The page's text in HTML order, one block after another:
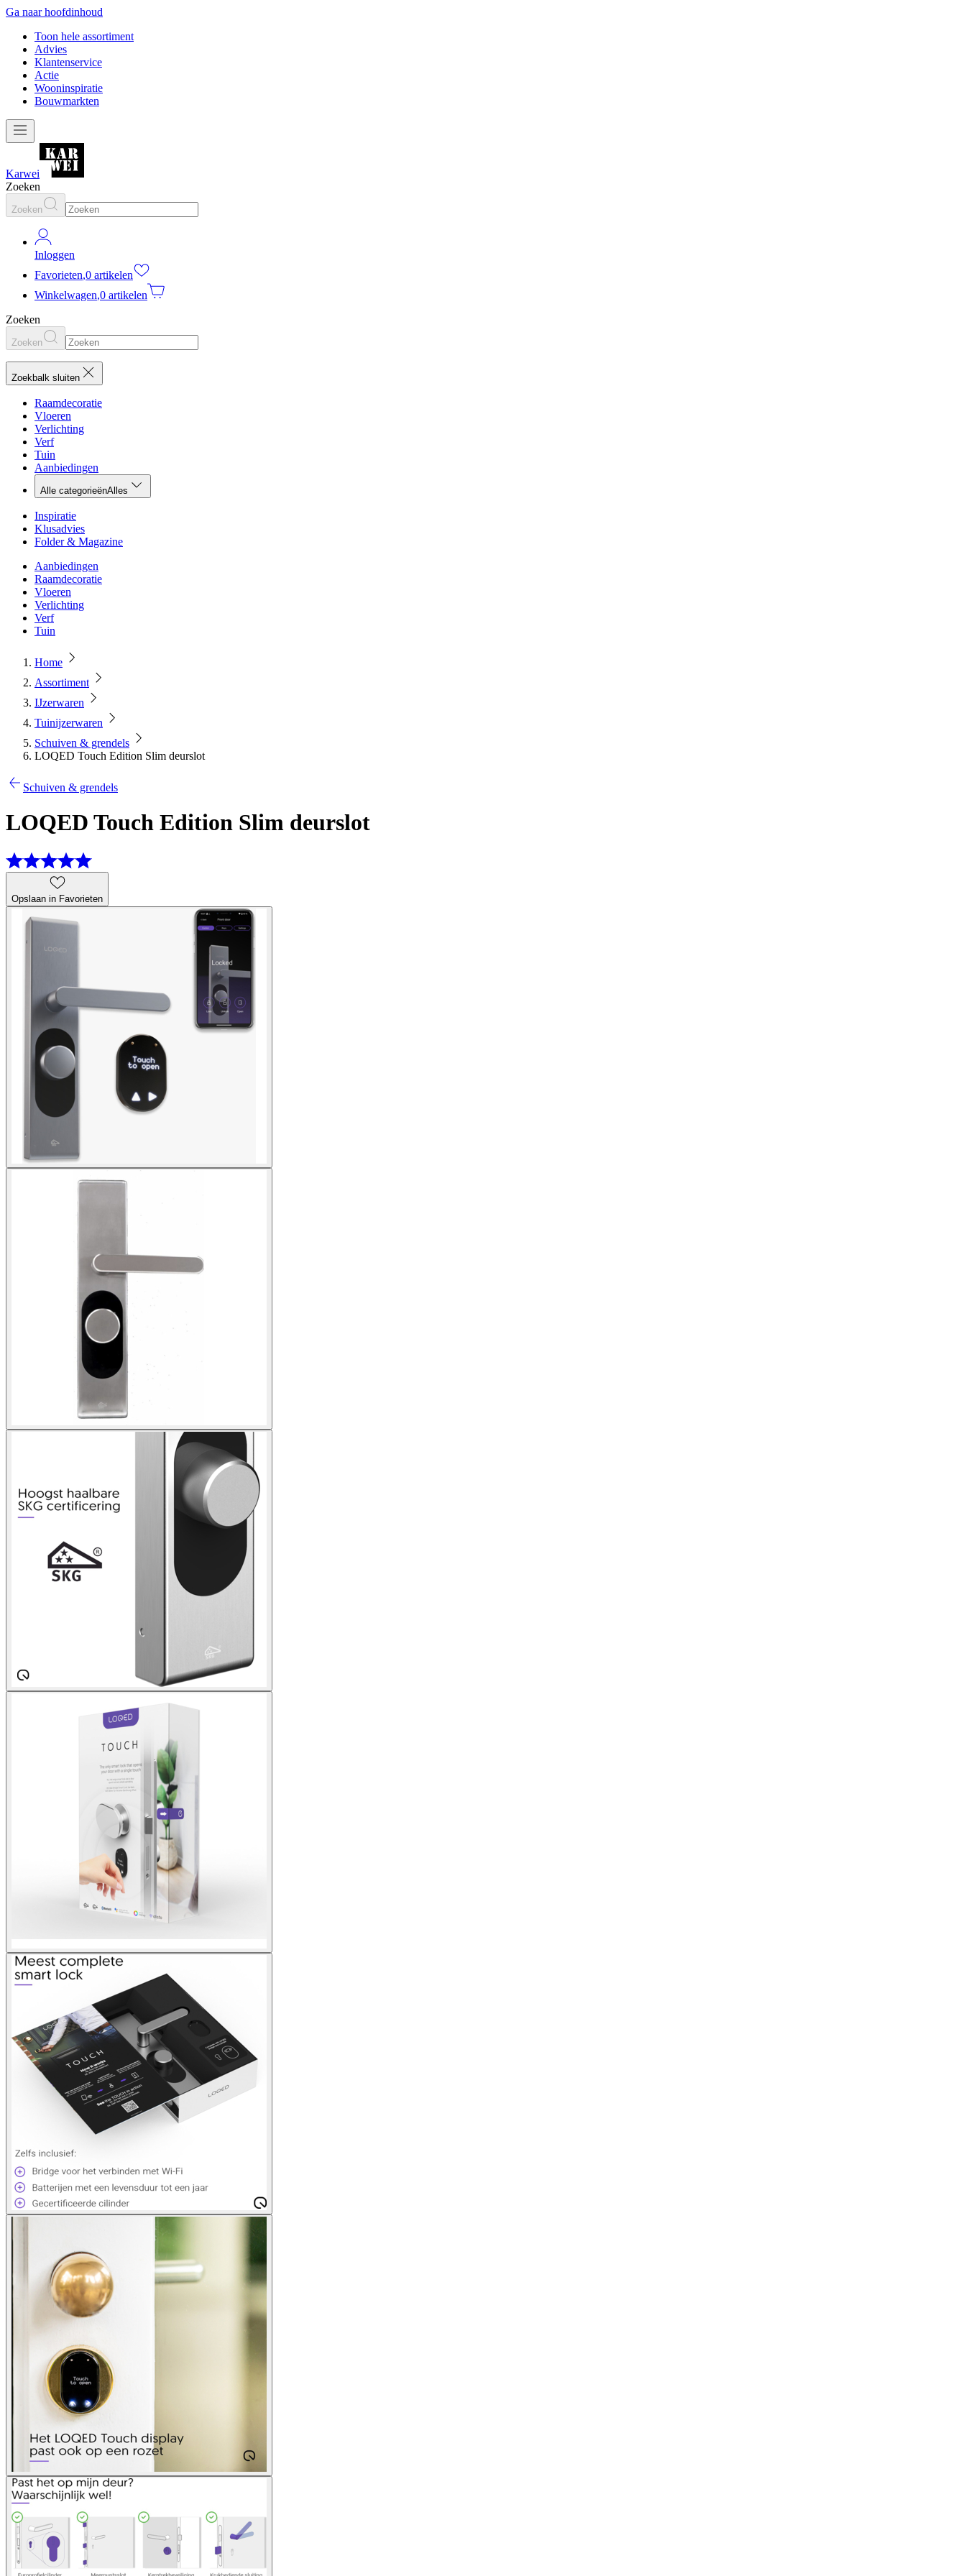
Ga naar hoofdinhoud
Toon hele assortiment
Advies
Klantenservice
Actie
Wooninspiratie
Bouwmarkten
Karwei
Zoeken
Zoeken
Inloggen
Favorieten,0 artikelen
Winkelwagen,0 artikelen
Zoeken
Zoeken
Zoekbalk sluiten
Raamdecoratie
Vloeren
Verlichting
Verf
Tuin
Aanbiedingen
Alle categorieënAlles
Inspiratie
Klusadvies
Folder & Magazine
Aanbiedingen
Raamdecoratie
Vloeren
Verlichting
Verf
Tuin
Home
Assortiment
IJzerwaren
Tuinijzerwaren
Schuiven & grendels
LOQED Touch Edition Slim deurslot
Schuiven & grendels
LOQED Touch Edition Slim deurslot
Opslaan in Favorieten